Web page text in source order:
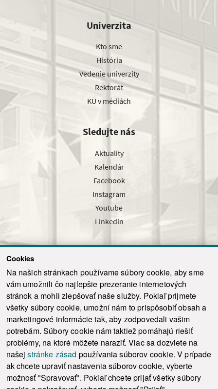
Cookies
Na našich stránkach používame súbory cookie, aby sme
vám umožnili čo najlepšie prezeranie internetových
stránok a mohli zlepšovať naše služby. Pokiaľ prijmete
všetky súbory cookie, umožní nám to prispôsobiť obsah a
marketingové informácie tak, aby zodpovedali vašim
potrebám. Súbory cookie nám taktiež pomáhajú riešiť
problémy, na ktoré môžete naraziť. Viac sa dozviete na
našejstránke zásad používania súborov cookie. V prípade
ak chcete upraviť nastavenia súborov cookie, vyberte
možnosť "Spravovať". Pokiaľ chcete prijať všetky súbory
Univerzita
Kto sme
História
Vedenie univerzity
Rektorát
KU v médiách
Sledujte nás
Aktuality
Kalendár
Facebook
Instagram
Youtube
Linkedin
Odoslať
© 2021-2026 ku.sk. Všetky práva vyhradené. | Ochrana osobných údajov
Vyhlásenie o prístupnosti |
Admin
This site is protected by reCAPTCHA and the Google Privacy Policy and Terms of